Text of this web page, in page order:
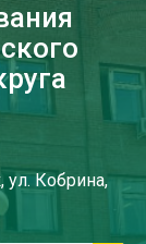
ул. Кобрина,